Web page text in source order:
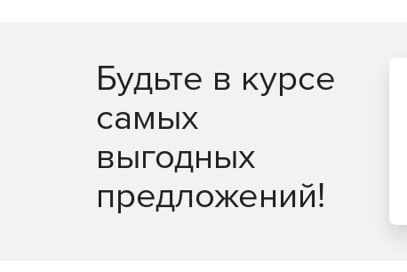
Будьте в курсе
самых
выгодных
предложений!